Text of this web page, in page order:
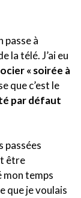
passe à
la télé. J’ai eu
« soirée à
que c’est le
par défaut
passées
être
mon temps
que je voulais